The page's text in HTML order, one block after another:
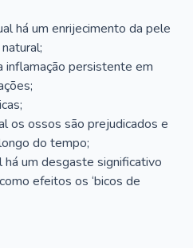
há um enrijecimento da pele
inflamação persistente em
os ossos são prejudicados e
do tempo;
um desgaste significativo
efeitos os ‘bicos de